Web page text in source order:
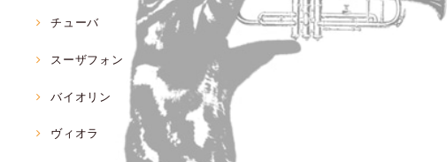
チューバ
スーザフォン
バイオリン
ヴィオラ